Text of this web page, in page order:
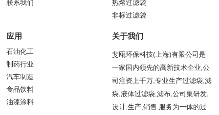
联系我们
热熔过滤袋
非标过滤袋
应用
石油化工
制药行业
汽车制造
食品饮料
油漆涂料
关于我们
斐瓯环保科技(上海)有限公司是
一家国内领先的高新技术企业,公
司注资上千万,专业生产过滤袋,滤
袋,液体过滤袋,滤布,公司集研发,
设计,生产,销售,服务为一体的过